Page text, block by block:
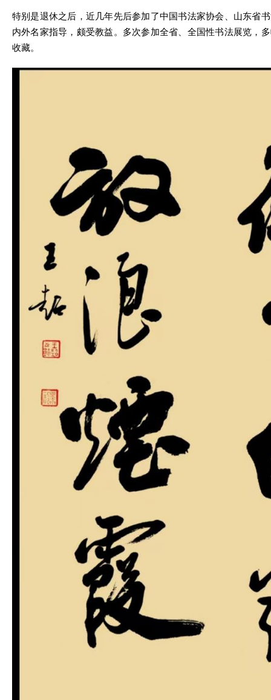
特别是退休之后，近几年先后参加了中国书法家协会、山东省
内外名家指导，颇受教益。多次参加全省、全国性书法展览，
收藏。